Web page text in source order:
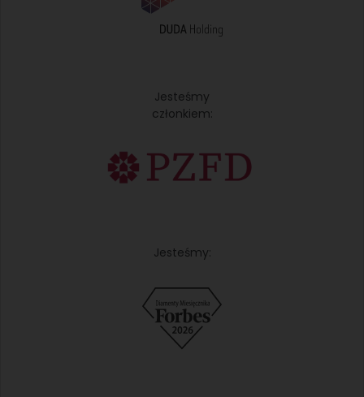
Jesteśmy
członkiem:
Jesteśmy: